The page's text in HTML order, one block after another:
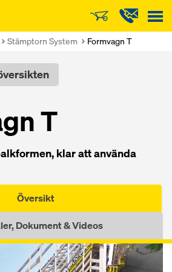
Stämptorn System Formvagn T
T
klar att använda
Översikt
Dokument & Videos